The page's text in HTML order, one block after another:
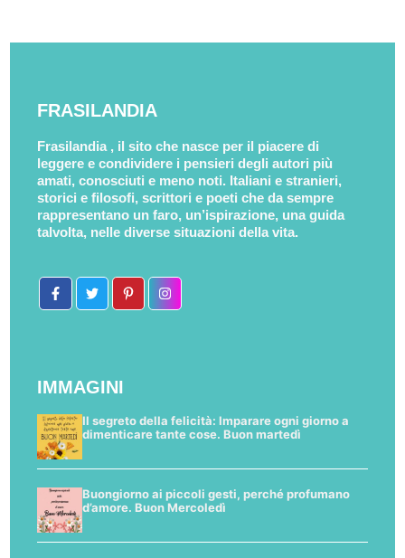
FRASILANDIA
Frasilandia , il sito che nasce per il piacere di
leggere e condividere i pensieri degli autori più
amati, conosciuti e meno noti. Italiani e stranieri,
storici e filosofi, scrittori e poeti che da sempre
rappresentano un faro, un’ispirazione, una guida
talvolta, nelle diverse situazioni della vita.
IMMAGINI
Il segreto della felicità: Imparare ogni giorno a
dimenticare tante cose. Buon martedì
Buongiorno ai piccoli gesti, perché profumano
d’amore. Buon Mercoledì